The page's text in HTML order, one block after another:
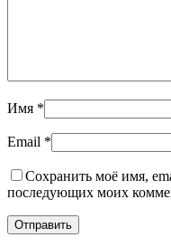
Имя *
Email *
Сохранить моё имя,
последующих моих